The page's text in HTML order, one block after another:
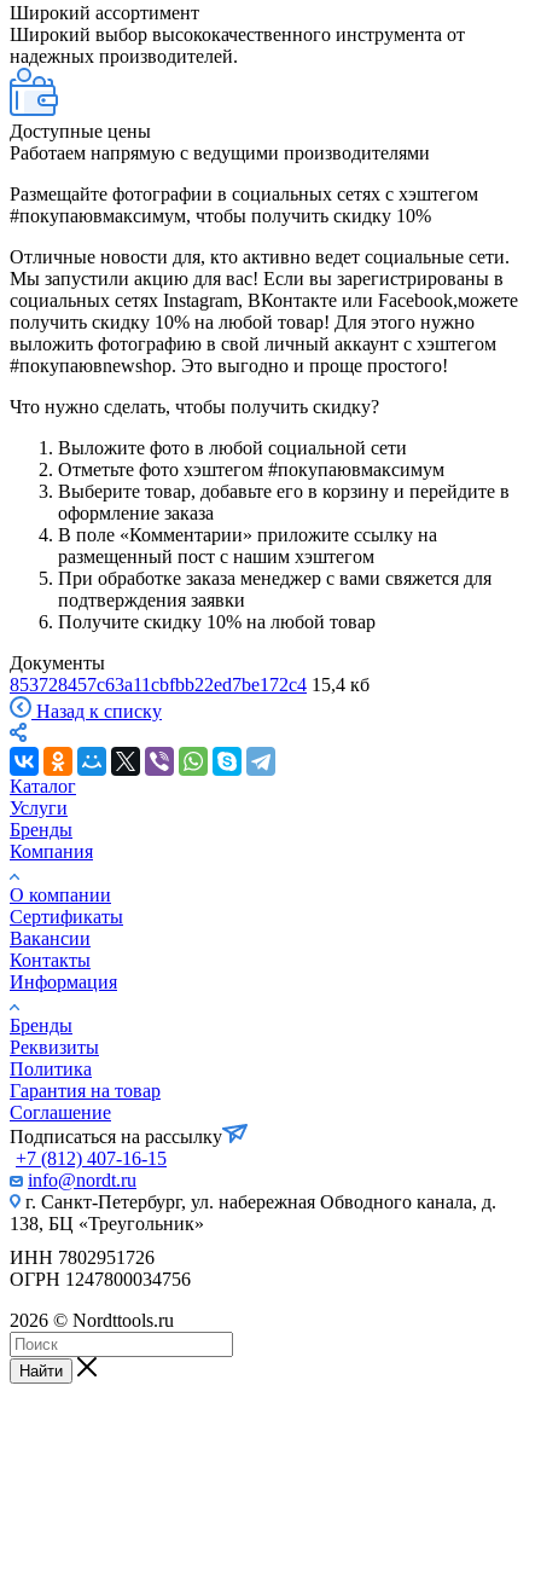
Широкий ассортимент
Широкий выбор высококачественного инструмента от
надежных производителей.
Доступные цены
Работаем напрямую с ведущими производителями
Размещайте фотографии в социальных сетях с хэштегом
#покупаювмаксимум, чтобы получить скидку 10%
Отличные новости для, кто активно ведет социальные сети.
Мы запустили акцию для вас! Если вы зарегистрированы в
социальных сетях Instagram, ВКонтакте или Facebook,можете
получить скидку 10% на любой товар! Для этого нужно
выложить фотографию в свой личный аккаунт с хэштегом
#покупаювnewshop. Это выгодно и проще простого!
Что нужно сделать, чтобы получить скидку?
Выложите фото в любой социальной сети
Отметьте фото хэштегом #покупаювмаксимум
Выберите товар, добавьте его в корзину и перейдите в
оформление заказа
В поле «Комментарии» приложите ссылку на
размещенный пост с нашим хэштегом
При обработке заказа менеджер с вами свяжется для
подтверждения заявки
Получите скидку 10% на любой товар
Документы
853728457c63a11cbfbb22ed7be172c4 15,4 кб
Назад к списку
Каталог
Услуги
Бренды
Компания
О компании
Сертификаты
Вакансии
Контакты
Информация
Бренды
Реквизиты
Политика
Гарантия на товар
Соглашение
Подписаться на рассылку
+7 (812) 407-16-15
info@nordt.ru
г. Санкт-Петербург, ул. набережная Обводного канала, д.
138, БЦ «Треугольник»
ИНН 7802951726
ОГРН 1247800034756
2026 © Nordttools.ru
Найти